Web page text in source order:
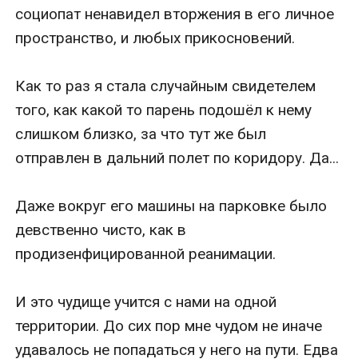
социопат ненавидел вторжения в его личное
пространство, и любых прикосновений.
Как то раз я стала случайным свидетелем
того, как какой то парень подошёл к нему
слишком близко, за что тут же был
отправлен в дальний полет по коридору. Да...
Даже вокруг его машины на парковке было
девственно чисто, как в
продизенфицированной реанимации.
И это чудище учится с нами на одной
территории. До сих пор мне чудом не иначе
удавалось не попадаться у него на пути. Едва